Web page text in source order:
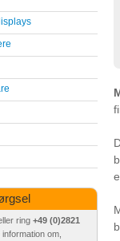
ring +49 (0)2821
om,